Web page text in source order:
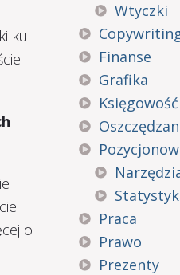
o
Wtyczki
Finanse
Grafika
Księgowość
Praca
Prawo
Prezenty